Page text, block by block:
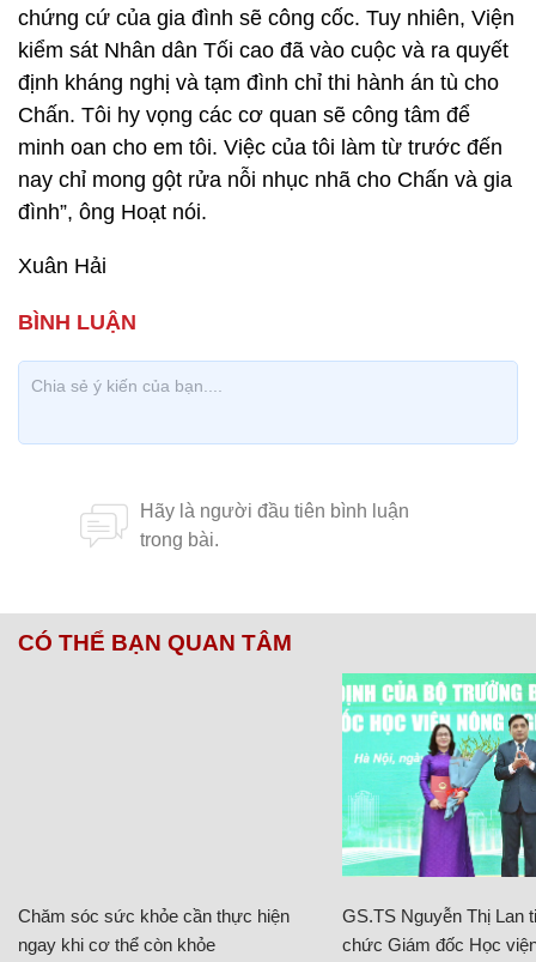
chứng cứ của gia đình sẽ công cốc. Tuy nhiên, Viện
kiểm sát Nhân dân Tối cao đã vào cuộc và ra quyết
định kháng nghị và tạm đình chỉ thi hành án tù cho
Chấn. Tôi hy vọng các cơ quan sẽ công tâm để
minh oan cho em tôi. Việc của tôi làm từ trước đến
nay chỉ mong gột rửa nỗi nhục nhã cho Chấn và gia
đình”, ông Hoạt nói.
Xuân Hải
CÓ THỂ BẠN QUAN TÂM
Chăm sóc sức khỏe cần thực hiện
ngay khi cơ thể còn khỏe
GS.TS Nguyễn Thị Lan
chức Giám đốc Học